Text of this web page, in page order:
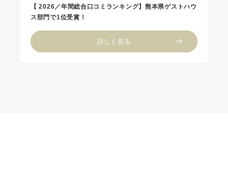
【 2026／年間総合口コミランキング】熊本県ゲストハウ
ス部門で1位受賞！
詳しく見る